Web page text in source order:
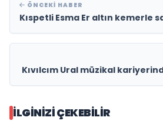
ÖNCEKI HABER
Kıspetli Esma Er altın kemerle
Kıvılcım Ural müzikal
İLGINIZI ÇEKEBILIR